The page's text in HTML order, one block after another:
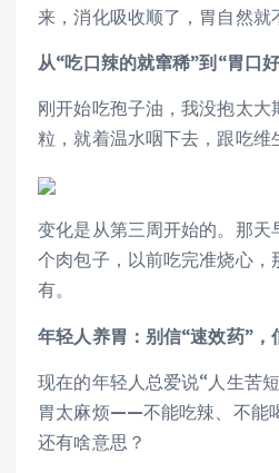
来，消化吸收顺了，胃自然就
从“吃口辣的就窜稀”到“胃口
刚开始吃孢子油，我没抱太大
粒，就着温水咽下去，跟吃维
变化是从第三周开始的。那天
个肉包子，以前吃完准烧心，
有。
年轻人养胃：别信“速效药”，
现在的年轻人总爱说“人生苦
胃太麻烦——不能吃辣、不能
还有啥意思？